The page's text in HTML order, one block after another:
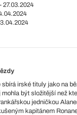
27.03.2024
irské tituly jako na
mohla být složitější než
jedničkou
kapitánem